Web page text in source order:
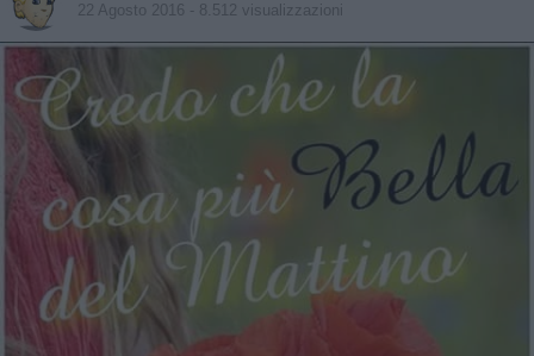
22 Agosto 2016 - 8.512 visualizzazioni